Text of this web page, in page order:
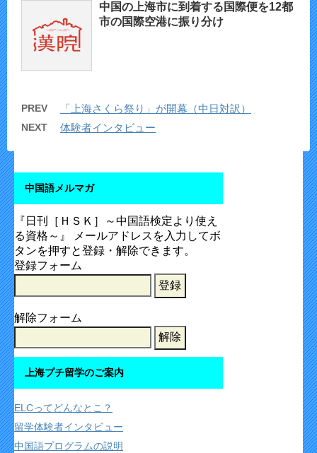
中国の上海市に到着する国際便を12都
市の国際空港に振り分け
PREV 「上海さくら祭り」が開幕（中日対訳）
NEXT 体験者インタビュー
中国語メルマガ
『日刊［ＨＳＫ］～中国語検定より使え
る資格～』 メールアドレスを入力してボ
タンを押すと登録・解除できます。
登録フォーム
解除フォーム
上海プチ留学のご案内
ELCってどんなとこ？
留学体験者インタビュー
中国語プログラムの説明